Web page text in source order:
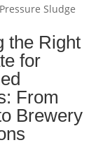
Sludge
the Right
for
From
Brewery